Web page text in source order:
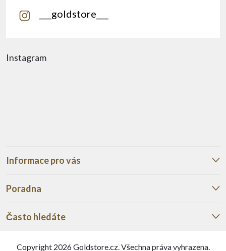
Instagram
Informace pro vás
Poradna
Často hledáte
___goldstore___
Copyright 2026Goldstore.cz. Všechna práva vyhrazena.